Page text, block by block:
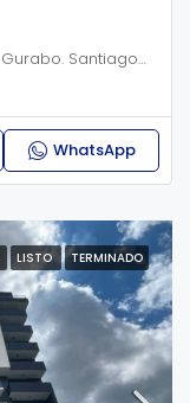
Residencial Gabriel III , La Cruz Gorda, Gurabo. Santiago de los caballeros
WhatsApp
LISTO TERMINADO